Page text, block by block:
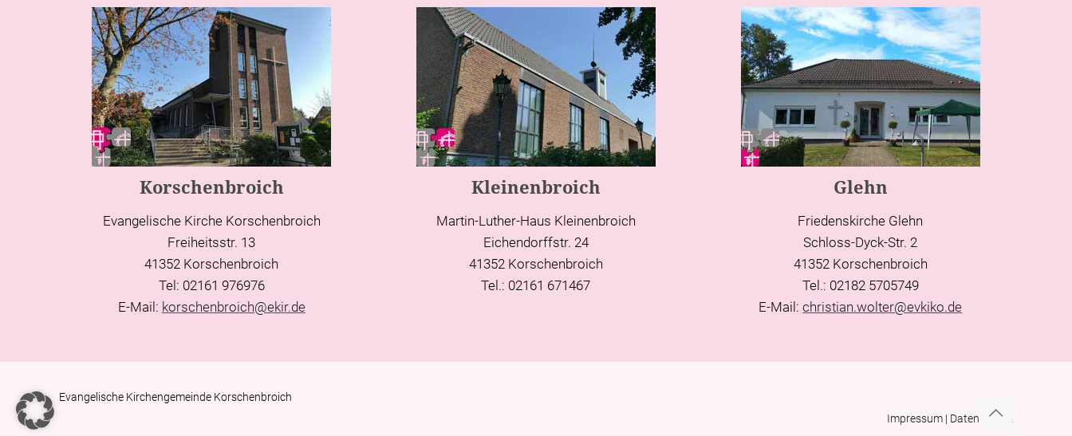
Korschenbroich
Evangelische Kirche Korschenbroich
Freiheitsstr. 13
41352 Korschenbroich
Tel: 02161 976976
E-Mail: korschenbroich@ekir.de
Kleinenbroich
Martin-Luther-Haus Kleinenbroich
Eichendorffstr. 24
41352 Korschenbroich
Tel.: 02161 671467
Glehn
Friedenskirche Glehn
Schloss-Dyck-Str. 2
41352 Korschenbroich
Tel.: 02182 5705749
E-Mail:christian.wolter@evkiko.de
Evangelische Kirchengemeinde Korschenbroich
Impressum | Datenschutz